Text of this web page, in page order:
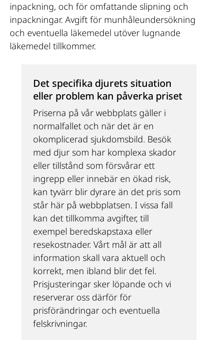
inpackning, och för omfattande slipning och
inpackningar. Avgift för munhåleundersökning
och eventuella läkemedel utöver lugnande
läkemedel tillkommer.
Det specifika djurets situation
eller problem kan påverka priset
Priserna på vår webbplats gäller i
normalfallet och när det är en
okomplicerad sjukdomsbild. Besök
med djur som har komplexa skador
eller tillstånd som försvårar ett
ingrepp eller innebär en ökad risk,
kan tyvärr blir dyrare än det pris som
står här på webbplatsen. I vissa fall
kan det tillkomma avgifter, till
exempel beredskapstaxa eller
resekostnader. Vårt mål är att all
information skall vara aktuell och
korrekt, men ibland blir det fel.
Prisjusteringar sker löpande och vi
reserverar oss därför för
prisförändringar och eventuella
felskrivningar.